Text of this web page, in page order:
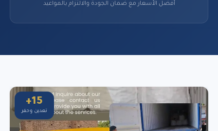
أفضل الأسعار مع ضمان الجودة والالتزام بالمواعيد
15+
تعدين وحفر